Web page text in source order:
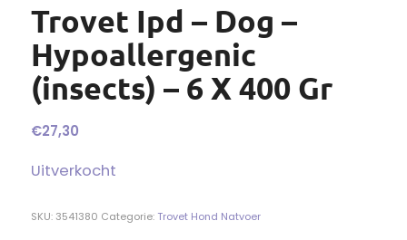
Trovet Ipd – Dog –
Hypoallergenic
(insects) – 6 X 400 Gr
€27,30
Uitverkocht
SKU: 3541380 Categorie: Trovet Hond Natvoer